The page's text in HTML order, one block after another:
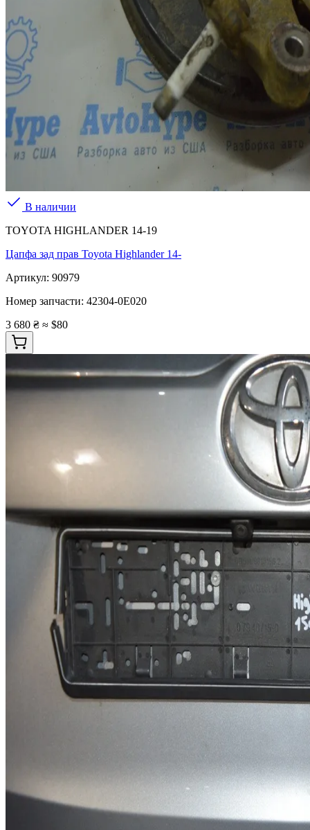
В наличии
TOYOTA HIGHLANDER 14-19
Цапфа зад прав Toyota Highlander 14-
Артикул: 90979
Номер запчасти: 42304-0E020
3 680 ₴ ≈ $80